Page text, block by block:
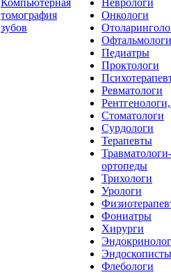
Компьютерная
томография
зубов
Неврологи
Онкологи
Офтальмологи
Педиатры
Проктологи
Ревматологи
Стоматологи
Сурдологи
Терапевты
Травматологи-
ортопеды
Трихологи
Урологи
Фониатры
Хирурги
Эндоскописты
Флебологи